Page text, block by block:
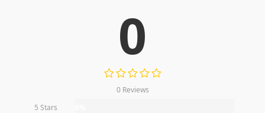
0
0 Reviews
5 Stars